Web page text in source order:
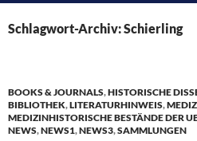
INHALT
SPRINGEN
Schlagwort-Archiv: Schierling
BOOKS & JOURNALS,HISTORISCHE
BIBLIOTHEK,LITERATURHINWEIS,
MEDIZINHISTORISCHE BESTÄNDE DER
NEWS,NEWS1,NEWS3,SAMMLUNGEN